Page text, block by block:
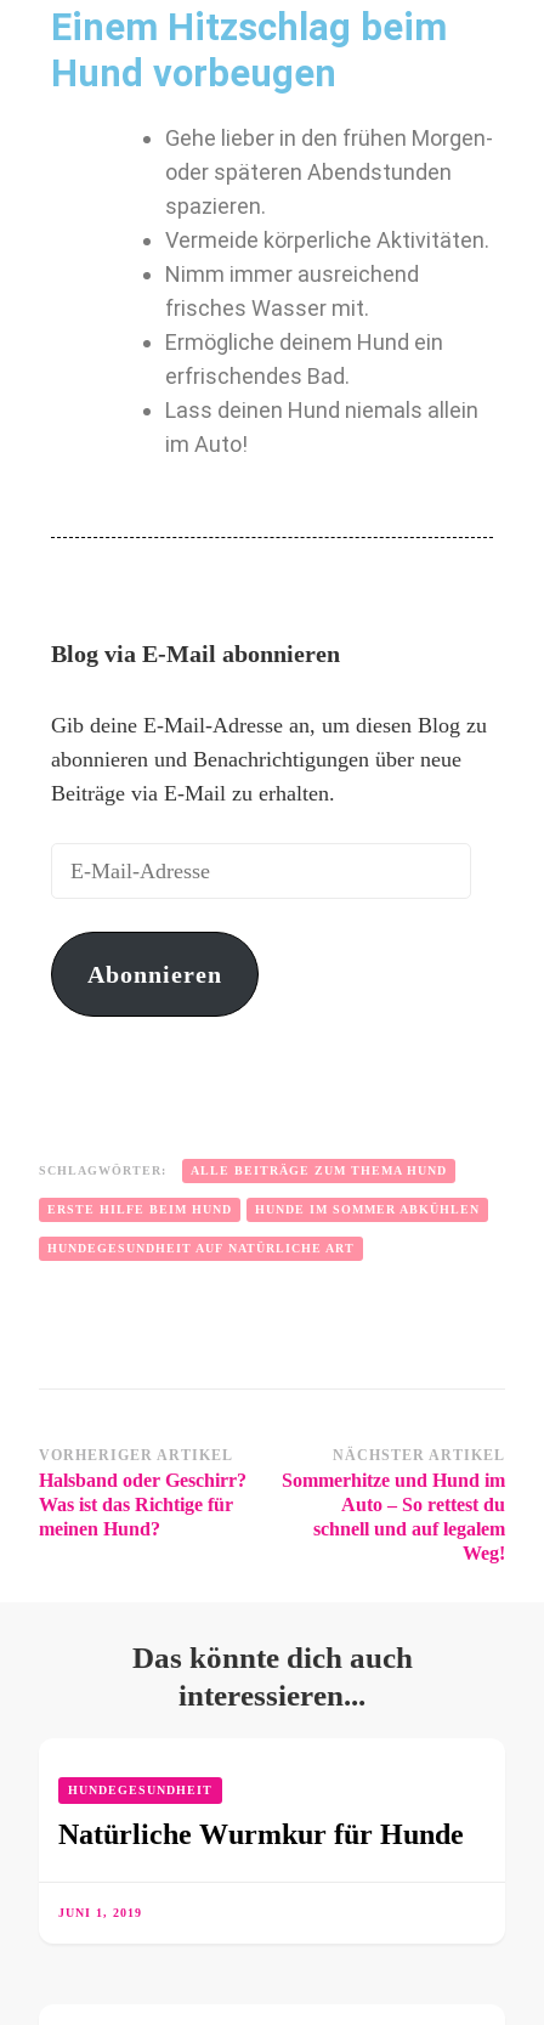
Einem Hitzschlag beim
Hund vorbeugen
Gehe lieber in den frühen Morgen-
oder späteren Abendstunden
spazieren.
Vermeide körperliche Aktivitäten.
Nimm immer ausreichend
frisches Wasser mit.
Ermögliche deinem Hund ein
erfrischendes Bad.
Lass deinen Hund niemals allein
im Auto!
Blog via E-Mail abonnieren
Gib deine E-Mail-Adresse an, um diesen Blog zu
abonnieren und Benachrichtigungen über neue
Beiträge via E-Mail zu erhalten.
Abonnieren
SCHLAGWÖRTER: ALLE BEITRÄGE ZUM THEMA HUND
ERSTE HILFE BEIM HUND HUNDE IM SOMMER ABKÜHLEN
HUNDEGESUNDHEIT AUF NATÜRLICHE ART
VORHERIGER ARTIKEL
Halsband oder Geschirr?
Was ist das Richtige für
meinen Hund?
NÄCHSTER ARTIKEL
Sommerhitze und Hund im
Auto – So rettest du
schnell und auf legalem
Weg!
Das könnte dich auch
interessieren...
HUNDEGESUNDHEIT
Natürliche Wurmkur für Hunde
JUNI 1, 2019